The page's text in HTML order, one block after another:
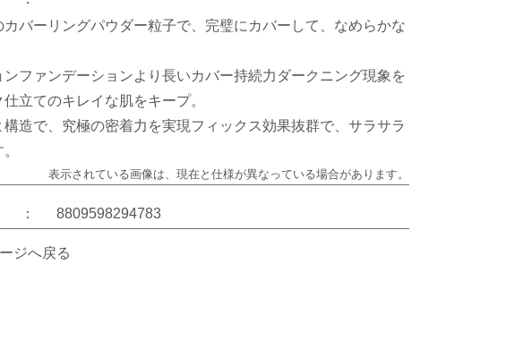
バーリングパウダー粒子で、完璧にカバーして、なめらかな
ンファンデーションより長いカバー持続力ダークニング現象を
立てのキレイな肌をキープ。
構造で、究極の密着力を実現フィックス効果抜群で、サラサラ
表示されている画像は、 現在と仕様が異なっている場合があります。
： 8809598294783
ジへ戻る